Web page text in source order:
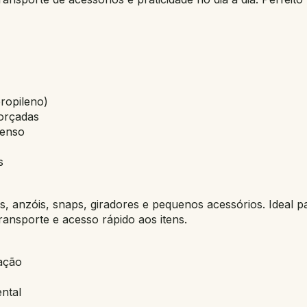
anzóis, snaps, giradores e pequenos acessórios. Ideal
e acesso rápido aos itens.